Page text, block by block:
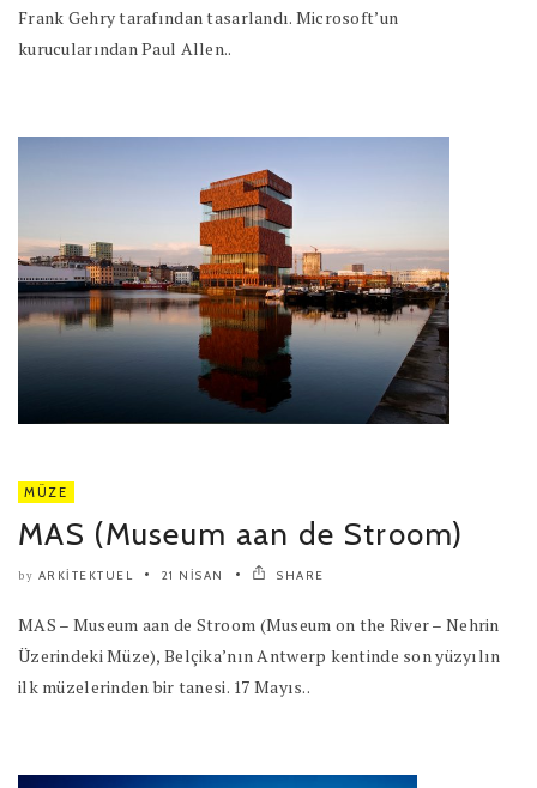
Frank Gehry tarafından tasarlandı. Microsoft’un
kurucularından Paul Allen..
MÜZE
MAS (Museum aan de Stroom)
by ARKITEKTUEL 21 NISAN SHARE
MAS – Museum aan de Stroom (Museum on the River – Nehrin
Üzerindeki Müze), Belçika’nın Antwerp kentinde son yüzyılın
ilk müzelerinden bir tanesi. 17 Mayıs..